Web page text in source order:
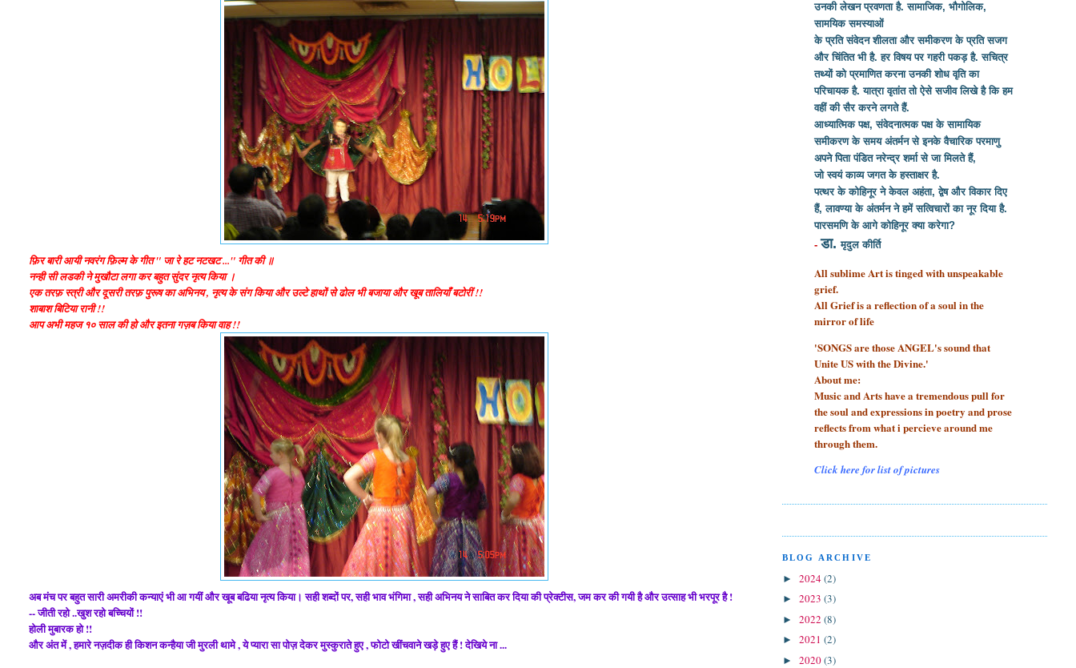
फ़िर बारी आयी नवरंग फ़िल्म के गीत " जा रे हट नटखट ..." गीत की ॥
नन्ही सी लडकी ने मुखौटा लगा कर बहुत सुंदर नृत्य किया ।
एक तरफ़ स्त्री और दूसरी तरफ़ पुरूष का अभिनय , नृत्य के संग किया और उल्टे हाथों से ढोल भी बजाया और खूब तालियाँ बटोरीं !!
शाबाश बिटिया रानी !!
आप अभी महज १० साल की हो और इतना गज़ब किया वाह !!
अब मंच पर बहुत सारी अमरीकी कन्याएं भी आ गयीं और खूब बढिया नृत्य किया। सही शब्दों पर, सही भाव भंगिमा , सही अभिनय ने साबित कर दिया की प्रेक्टीस, जम कर की गयी है और उत्साह भी भरपूर है !
-- जीती रहो ..खुश रहो बच्चियों !!
होली मुबारक हो !!
और अंत में , हमारे नज़दीक ही किशन कन्हैया जी मुरली थामे , ये प्यारा सा पोज़ देकर मुस्कुराते हुए , फोटो खींचवाने खड़े हुए हैं ! देखिये ना ...
उनकी लेखन प्रवणता है. सामाजिक, भौगोलिक,
सामयिक समस्याओं
के प्रति संवेदन शीलता और समीकरण के प्रति सजग
और चिंतित भी है. हर विषय पर गहरी पकड़ है. सचित्र
तथ्यों को प्रमाणित करना उनकी शोध वृति का
परिचायक है. यात्रा वृतांत तो ऐसे सजीव लिखे है कि हम
वहीं की सैर करने लगते हैं.
आध्यात्मिक पक्ष, संवेदनात्मक पक्ष के सामायिक
समीकरण के समय अंतर्मन से इनके वैचारिक परमाणु
अपने पिता पंडित नरेन्द्र शर्मा सेजा मिलते हैं,
जो स्वयं काव्य जगत के हस्ताक्षर है.
पत्थर के कोहिनूर ने केवल अहंता, द्वेष और विकार दिए
हैं, लावण्या के अंतर्मन ने हमें सत्विचारों का नूर दिया है.
पारसमणि के आगे कोहिनूर क्या करेगा?
- डा.मृदुल कीर्ति
All sublime Art is tinged with unspeakable
grief.
All Grief is a reflection of a soulin the
mirror of life
'SONGS are those ANGEL's sound that
Unite US with the Divine.'
About me:
Music and Arts have a tremendous pull for
the soul and expressions in poetry and prose
reflects from what i percieve around me
through them.
Click here for list of pictures
BLOG ARCHIVE
► 2024(2)
► 2023 (3)
► 2022 (8)
► 2021 (2)
► 2020(3)